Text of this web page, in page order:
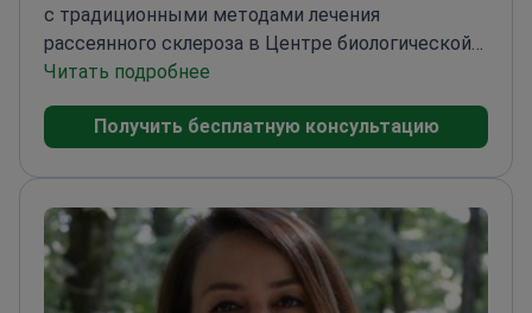
с традиционными методами лечения
рассеянного склероза в Центре биологической
медицины и интегративного здоровья в
Баку. Выпускница Азербайджанского
медицинского университета по специальности
«Тюркский мир по рассеянному
склерозу»Использует остеопатические методы
Санкт-Петербургской академии
остеопатииЛечит хронические дегенеративные
заболевания с помощью интегративных
Читать подробнее
Получить бесплатную консультацию